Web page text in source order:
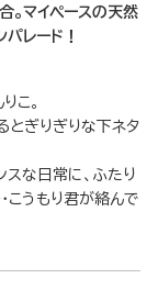
マイペースの天然
レード！
こ。
とぎりぎりな下ネタ
な日常に、ふたり
こうもり君が絡んで